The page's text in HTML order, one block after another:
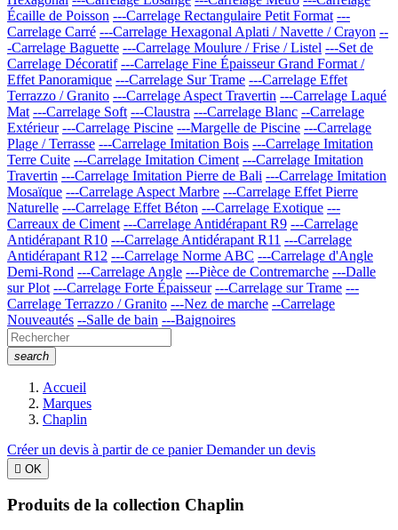
Écaille de Poisson ---Carrelage Rectangulaire Petit Format ---
Carrelage Carré ---Carrelage Hexagonal Aplati / Navette / Crayon --
-Carrelage Baguette ---Carrelage Moulure / Frise / Listel ---Set de
Carrelage Décoratif ---Carrelage Fine Épaisseur Grand Format /
Effet Panoramique ---Carrelage Sur Trame ---Carrelage Effet
Terrazzo / Granito ---Carrelage Aspect Travertin ---Carrelage Laqué
Mat ---Carrelage Soft ---Claustra ---Carrelage Blanc --Carrelage
Extérieur ---Carrelage Piscine ---Margelle de Piscine ---Carrelage
Plage / Terrasse ---Carrelage Imitation Bois ---Carrelage Imitation
Terre Cuite ---Carrelage Imitation Ciment ---Carrelage Imitation
Travertin ---Carrelage Imitation Pierre de Bali ---Carrelage Imitation
Mosaïque ---Carrelage Aspect Marbre ---Carrelage Effet Pierre
Naturelle ---Carrelage Effet Béton ---Carrelage Exotique ---
Carreaux de Ciment ---Carrelage Antidérapant R9 ---Carrelage
Antidérapant R10 ---Carrelage Antidérapant R11 ---Carrelage
Antidérapant R12 ---Carrelage Norme ABC ---Carrelage d'Angle
Demi-Rond ---Carrelage Angle ---Pièce de Contremarche ---Dalle
sur Plot ---Carrelage Forte Épaisseur ---Carrelage sur Trame ---
Carrelage Terrazzo / Granito ---Nez de marche --Carrelage
Nouveautés --Salle de bain ---Baignoires
search
Accueil
Marques
Chaplin
Créer un devis à partir de ce panierDemander un devis
 OK
Produits de la collection Chaplin